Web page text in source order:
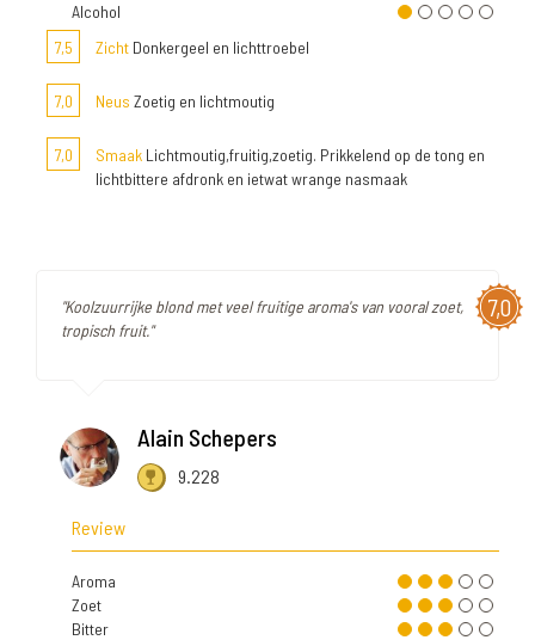
Alcohol
7,5
Zicht Donkergeel en lichttroebel
7,0 Neus Zoetig en lichtmoutig
7,0 Smaak Lichtmoutig,fruitig,zoetig. Prikkelend op de tong en
lichtbittere afdronk en ietwat wrange nasmaak
7,0
"Koolzuurrijke blond met veel fruitige aroma's van vooral zoet,
tropisch fruit."
Alain Schepers
9.228
Review
Aroma
Zoet
Bitter